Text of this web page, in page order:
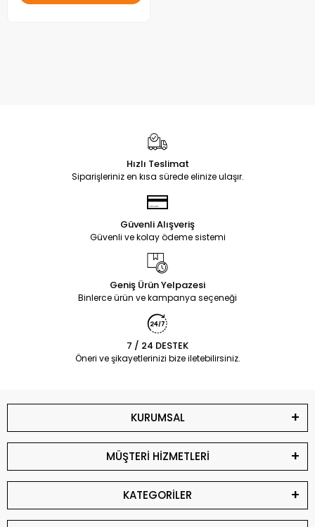
Hızlı Teslimat
Siparişleriniz en kısa sürede elinize ulaşır.
Güvenli Alışveriş
Güvenli ve kolay ödeme sistemi
Geniş Ürün Yelpazesi
Binlerce ürün ve kampanya seçeneği
7 / 24 DESTEK
Öneri ve şikayetlerinizi bize iletebilirsiniz.
KURUMSAL
MÜŞTERİ HİZMETLERİ
KATEGORİLER